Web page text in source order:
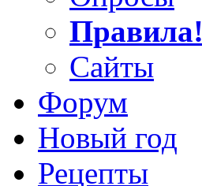
Правила!
Сайты
Форум
Новый год
Рецепты